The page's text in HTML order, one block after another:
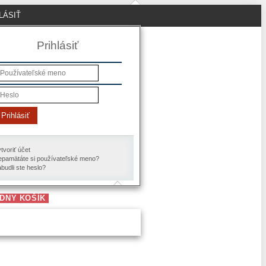
Prihlásiť
Prihlásiť
účet
si používateľské meno?
ste heslo?
KOŠÍK